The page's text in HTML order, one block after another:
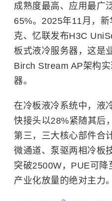
成熟度最高、应用最广
65%。2025年11月，
克、忆联发布H3C
板式液冷服务器，这是
Birch Stream AP架构
器。
在冷板液冷系统中，液
快接头以28%紧随其后
第三，三大核心部件合
微通道、泵驱两相冷板
突破2500W，PUE可
产业化放量的绝对主力。